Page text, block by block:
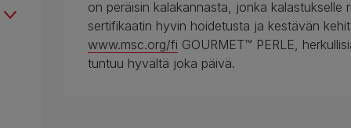
on peräisin kalakannasta, jonka
sertifikaatin hyvin hoidetusta ja kestävän
www.msc.org/fi GOURMET™ PERLE,
tuntuu hyvältä joka päivä.